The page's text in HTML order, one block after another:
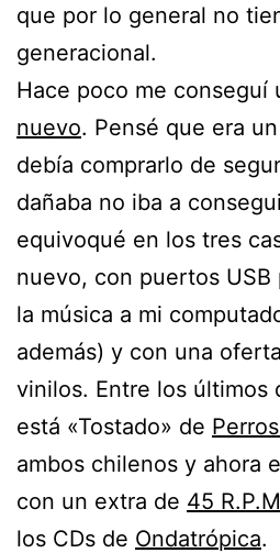
que por lo general no
generacional.
Hace poco me conseguí
nuevo. Pensé que era
debía comprarlo de
dañaba no iba a
equivoqué en los tres
nuevo, con puertos USB
la música a mi
además) y con una
vinilos. Entre los últimos
está «Tostado» de
ambos chilenos y ahora
con un extra de 45
los CDs de Ondatrópica.